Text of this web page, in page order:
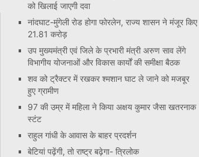
को खिलाई जाएगी दवा
नांदघाट-मुंगेली रोड होगा फोरलेन, राज्य शासन ने मंजूर किए
21.81 करोड़
उप मुख्यमंत्री एवं जिले के प्रभारी मंत्री अरुण साव लेंगे
विभागीय योजनाओं और विकास कार्यों की समीक्षा बैठक
शव को ट्रैक्टर में रखकर श्मशान घाट ले जाने को मजबूर
हुए ग्रामीण
97 की उम्र में महिला ने किया अक्षय कुमार जैसा खतरनाक
स्टंट
राहुल गांधी के आवास के बाहर प्रदर्शन
बेटियां पढ़ेंगी, तो राष्ट्र बढ़ेगा- त्रिलोक